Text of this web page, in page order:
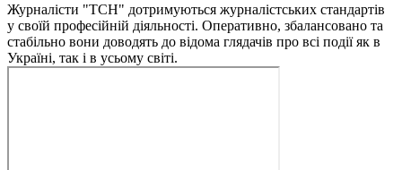
Журналісти "ТСН" дотримуються журналістських стандартів
у своїй професійній діяльності. Оперативно, збалансовано та
стабільно вони доводять до відома глядачів про всі події як в
Україні, так і в усьому світі.